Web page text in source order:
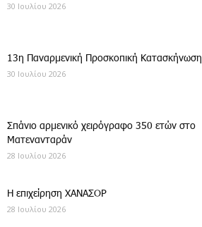
30 Ιουλίου 2026
13η Παναρμενική Προσκοπική Κατασκήνωση
30 Ιουλίου 2026
Σπάνιο αρμενικό χειρόγραφο 350 ετών στο
Ματενανταράν
28 Ιουλίου 2026
Η επιχείρηση ΧΑΝΑΣΟΡ
28 Ιουλίου 2026